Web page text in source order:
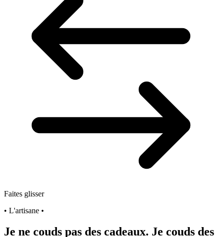
52,90€
Faites glisser
• L'artisane •
Je ne couds pas des cadeaux. Je couds des